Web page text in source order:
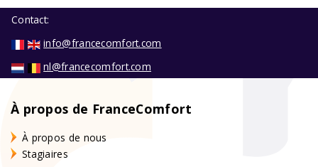
Contact:
info@francecomfort.com
nl@francecomfort.com
À propos de FranceComfort
À propos de nous
Stagiaires